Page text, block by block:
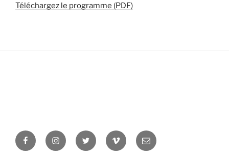
Téléchargez le programme (PDF)
FacebookInstagramTwitter Vimeo Newsletter